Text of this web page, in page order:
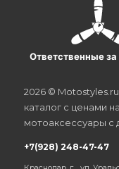
Ответственные
2026 ©
каталог с ценами
мотоаксессуары с
+7(928) 248-47-47